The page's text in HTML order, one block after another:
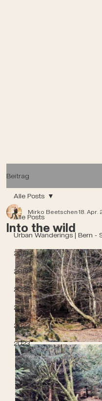
Beitrag
Alle Posts
Urban Wanderings | Bern -
2018
2019
2020
2021
2022
2023
Alle Posts
Into the wild
Mirko Beetschen18. Apr.